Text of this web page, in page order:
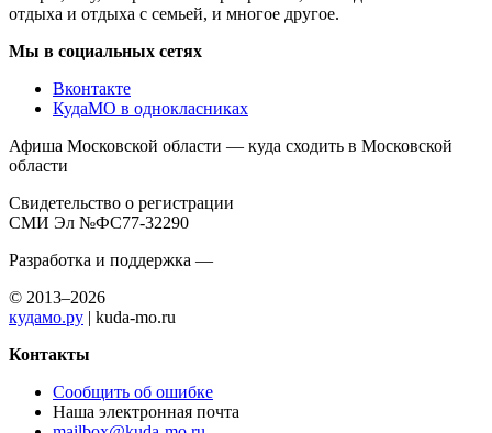
отдыха и отдыха с семьей, и многое другое.
Мы в социальных сетях
Вконтакте
КудаМО в однокласниках
Афиша Московской области — куда сходить в Московской
области
Свидетельство о регистрации
СМИ Эл №ФС77-32290
Разработка и поддержка —
© 2013–2026
кудамо.ру | kuda-mo.ru
Контакты
Сообщить об ошибке
Наша электронная почта